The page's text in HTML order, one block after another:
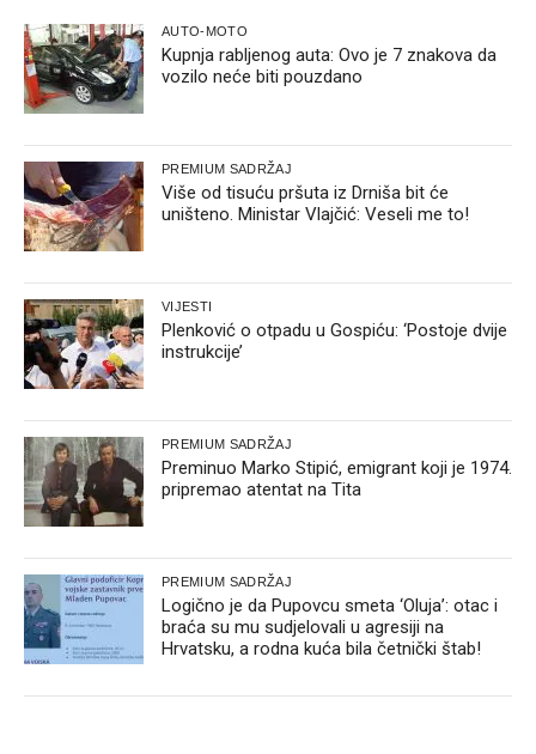
AUTO-MOTO
Kupnja rabljenog auta: Ovo je 7 znakova da
vozilo neće biti pouzdano
PREMIUM SADRŽAJ
Više od tisuću pršuta iz Drniša bit će
uništeno. Ministar Vlajčić: Veseli me to!
VIJESTI
Plenković o otpadu u Gospiću: ‘Postoje dvije
instrukcije’
PREMIUM SADRŽAJ
Preminuo Marko Stipić, emigrant koji je 1974.
pripremao atentat na Tita
PREMIUM SADRŽAJ
Logično je da Pupovcu smeta ‘Oluja’: otac i
braća su mu sudjelovali u agresiji na
Hrvatsku, a rodna kuća bila četnički štab!